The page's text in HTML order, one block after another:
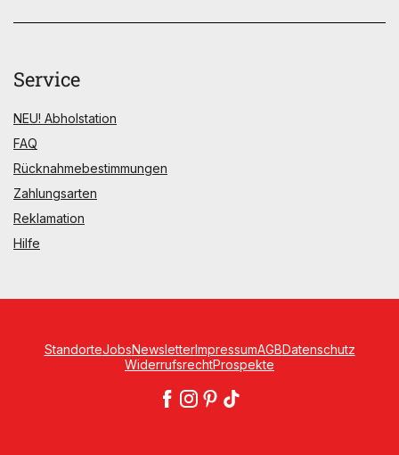
Service
NEU! Abholstation
FAQ
Rücknahmebestimmungen
Zahlungsarten
Reklamation
Hilfe
StandorteJobsNewsletterImpressumAGBDatenschutz
WiderrufsrechtProspekte